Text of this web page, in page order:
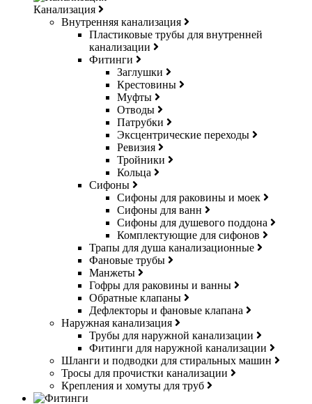
Канализация
Внутренняя канализация
Пластиковые трубы для внутренней
канализации
Фитинги
Заглушки
Крестовины
Муфты
Отводы
Патрубки
Эксцентрические переходы
Ревизия
Тройники
Кольца
Сифоны
Сифоны для раковины и моек
Сифоны для ванн
Сифоны для душевого поддона
Комплектующие для сифонов
Трапы для душа канализационные
Фановые трубы
Манжеты
Гофры для раковины и ванны
Обратные клапаны
Дефлекторы и фановые клапана
Наружная канализация
Трубы для наружной канализации
Фитинги для наружной канализации
Шланги и подводки для стиральных машин
Тросы для прочистки канализации
Крепления и хомуты для труб